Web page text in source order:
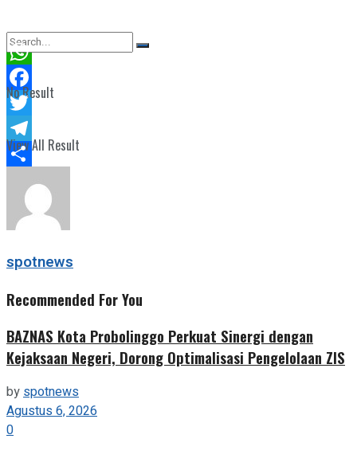
No Result
View All Result
WhatsApp
Facebook
Twitter
Telegram
Share
spotnews
Recommended For You
BAZNAS Kota Probolinggo Perkuat Sinergi dengan
Kejaksaan Negeri, Dorong Optimalisasi Pengelolaan ZIS
byspotnews
Agustus 6, 2026
0